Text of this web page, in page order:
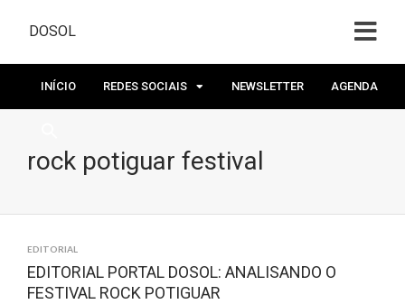
DOSOL
INÍCIO REDES SOCIAIS NEWSLETTER AGENDA
rock potiguar festival
EDITORIAL
EDITORIAL PORTAL DOSOL: ANALISANDO O
FESTIVAL ROCK POTIGUAR